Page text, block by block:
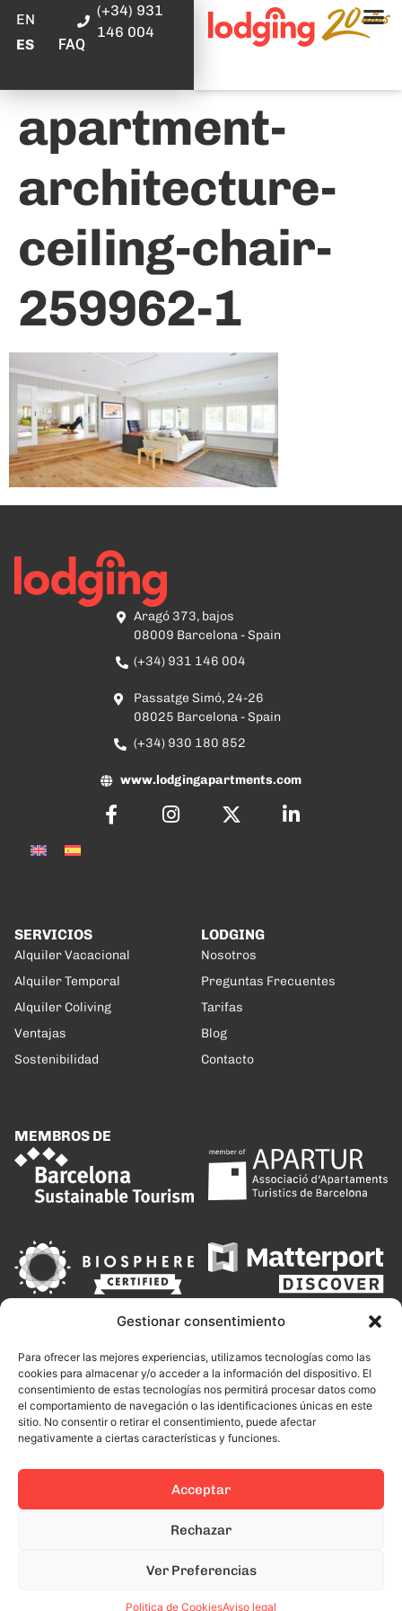
Gestionar consentimiento
Para ofrecer las mejores experiencias, utilizamos tecnologías como las
cookies para almacenar y/o acceder a la información del dispositivo. El
consentimiento de estas tecnologías nos permitirá procesar datos como
el comportamiento de navegación o las identificaciones únicas en este
sitio. No consentir o retirar el consentimiento, puede afectar
negativamente a ciertas características y funciones.
Acceptar
Rechazar
Ver Preferencias
Politica de CookiesAviso legal
EN
ES
FAQ
(+34) 931
146 004
apartment-
architecture-
ceiling-chair-
259962-1
Aragó 373, bajos
08009 Barcelona - Spain
(+34) 931 146 004
Passatge Simó, 24-26
08025 Barcelona - Spain
(+34) 930 180 852
www.lodgingapartments.com
SERVICIOS
Alquiler Vacacional
Alquiler Temporal
Alquiler Coliving
Ventajas
Sostenibilidad
LODGING
Nosotros
Preguntas Frecuentes
Tarifas
Blog
Contacto
MEMBROS DE
This site is protected by reCAPTCHA and the GooglePrivacy Policy
Terms of Service
© 2024 Todos los derechos reservados.
Politica de PrivacidadPolitica de Cookies